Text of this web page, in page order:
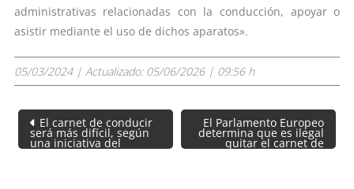
administrativas relacionadas con la conducción, apoyar o
asistir mediante el uso de dichos aparatos».
05/03/2024 | Actualizado: 05/06/2026 | 09:56 h
Navegación
de
entradas
El carnet de conducir
será más difícil, según
una iniciativa del
Parlamento Europeo
El Parlamento Europeo
determina que es ilegal
quitar el carnet de
conducir a los mayores